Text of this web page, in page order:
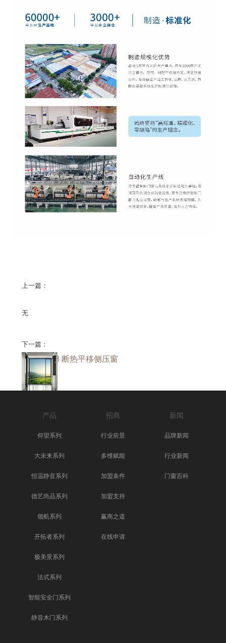
上一篇：
无
下一篇：
仰望-Y128 断热平移侧压窗
产品
仰望系列
大未来系列
恒温静音系列
德艺尚品系列
领航系列
开拓者系列
极美景系列
法式系列
智能安全门系列
静音木门系列
招商
行业前景
多维赋能
加盟条件
加盟支持
赢商之道
在线申请
新闻
品牌新闻
行业新闻
门窗百科